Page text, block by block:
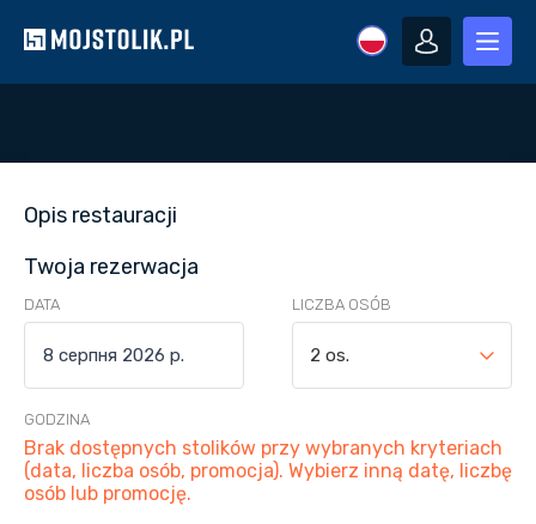
Opis restauracji
Twoja rezerwacja
DATA LICZBA OSÓB
2 os.
GODZINA
Brak dostępnych stolików przy wybranych kryteriach
(data, liczba osób, promocja). Wybierz inną datę, liczbę
osób lub promocję.